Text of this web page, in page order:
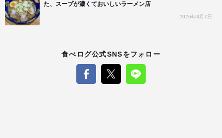
た、スープが濃くておいしいラーメン店
2026年8月7日
食べログ公式SNSをフォロー